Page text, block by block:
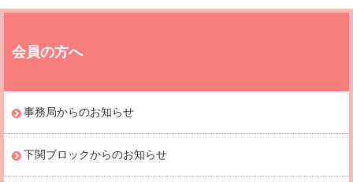
会員の方へ
事務局からのお知らせ
下関ブロックからのお知らせ